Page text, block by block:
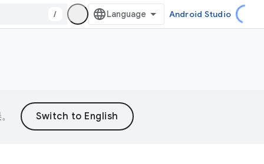
/ Android Studio